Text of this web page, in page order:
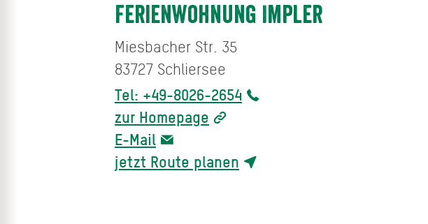
Ferienwohnung Impler
Miesbacher Str. 35
83727 Schliersee
Tel: +49-8026-2654
zur Homepage
E-Mail
jetzt Route planen